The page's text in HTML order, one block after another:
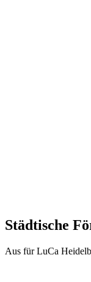
Städtische
Aus für LuCa